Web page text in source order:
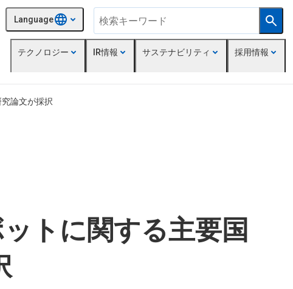
Language
テクノロジー IR情報 サステナビリティ 採用情報
論文が採択
トに関する主要国